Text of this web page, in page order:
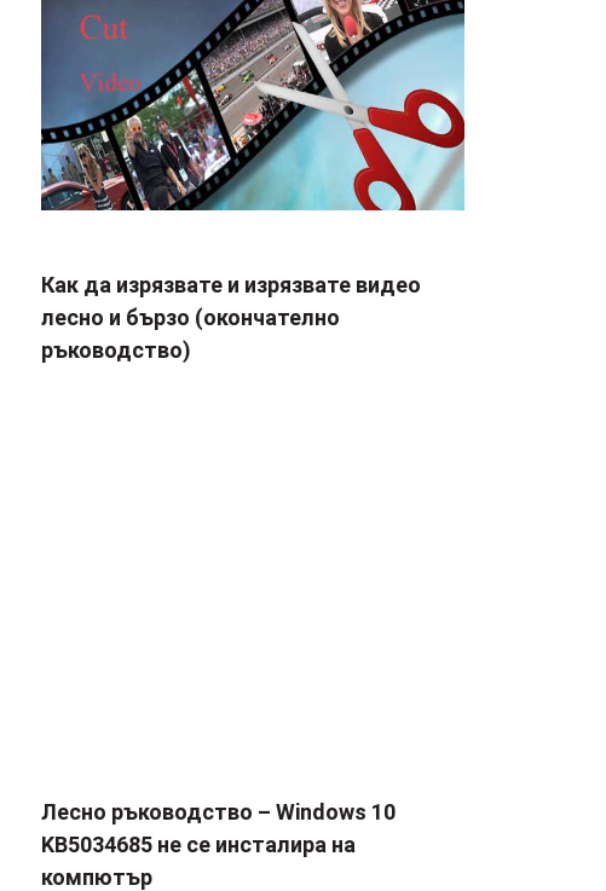
Как да изрязвате и изрязвате видео
лесно и бързо (окончателно
ръководство)
Лесно ръководство – Windows 10
KB5034685 не се инсталира на
компютър